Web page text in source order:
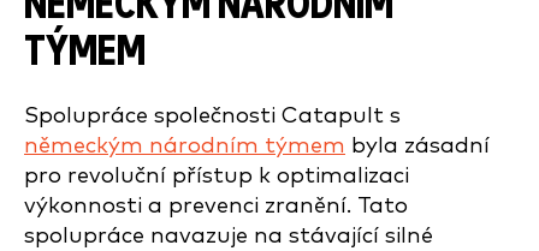
TÝMEM
Spolupráce společnosti Catapult s
německým národním týmem byla zásadní
pro revoluční přístup k optimalizaci
výkonnosti a prevenci zranění. Tato
spolupráce navazuje na stávající silné